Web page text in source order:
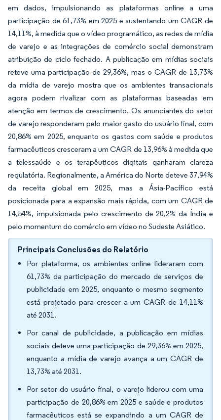
em dados, impulsionando as plataformas online a uma
participação de 61,73% em 2025 e sustentando um CAGR de
14,11%, à medida que o vídeo programático, as redes de mídia
de varejo e as integrações de comércio social demonstram
atribuição de ciclo fechado. A publicação em mídias sociais
reteve uma participação de 29,36%, mas o CAGR de 13,73%
da mídia de varejo mostra que os ambientes transacionais
agora podem rivalizar com as plataformas baseadas em
atenção em termos de crescimento. Os anunciantes do setor
de varejo responderam pelo maior gasto do usuário final, com
20,86% em 2025, enquanto os gastos com saúde e produtos
farmacêuticos cresceram a um CAGR de 13,96% à medida que
a telessaúde e os terapêuticos digitais ganharam clareza
regulatória. Regionalmente, a América do Norte deteve 37,94%
da receita global em 2025, mas a Ásia-Pacífico está
posicionada para a expansão mais rápida, com um CAGR de
14,54%, impulsionada pelo crescimento de 20,2% da Índia e
pelo momentum do comércio em vídeo no Sudeste Asiático.
Principais Conclusões do Relatório
Por plataforma, os ambientes online lideraram com
61,73% da participação do mercado de serviços de
publicidade em 2025, enquanto o mesmo segmento
está projetado para crescer a um CAGR de 14,11%
até 2031.
Por canal de publicidade, a publicação em mídias
sociais deteve uma participação de 29,36% em 2025,
enquanto a mídia de varejo avança a um CAGR de
13,73% até 2031.
Por setor do usuário final, o varejo liderou com uma
participação de 20,86% em 2025 e saúde e produtos
farmacêuticos está se expandindo a um CAGR de